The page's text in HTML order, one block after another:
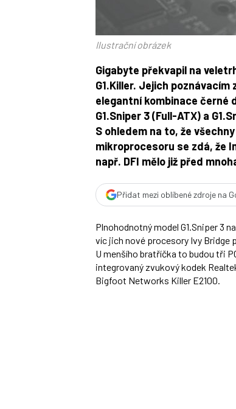
Ilustrační obrázek
Gigabyte překvapil na
G1.Killer. Jejich
elegantní kombinace černé
G1.Sniper 3(Full-ATX) a
S ohledem na to, že
mikroprocesoru se zdá, že
např. DFI mělo již před
Přidat mezi oblíbené zdroje na
Plnohodnotný model G1.Sniper 3
víc jich nové procesory Ivy Bridge
U menšího bratříčka to budou tři
integrovaný zvukový kodek
Bigfoot Networks Killer E2100.